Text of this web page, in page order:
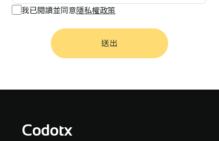
我已閱讀並同意隱私權政策
送出
Codotx